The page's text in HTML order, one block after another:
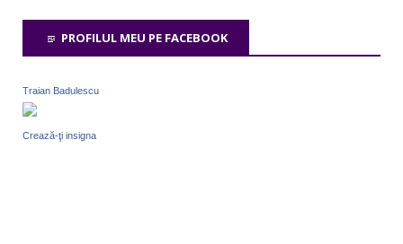
PROFILUL MEU PE FACEBOOK
Traian Badulescu
Crează-ţi insigna